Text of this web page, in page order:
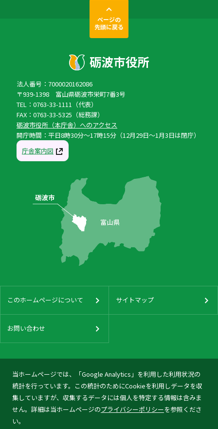
当ホームページでは、「Google Analytics」を利用した利用状況の
統計を行っています。この統計のためにCookieを利用しデータを収
集していますが、収集するデータには個人を特定する情報は含みま
せん。詳細は当ホームページのプライバシーポリシーを参照くださ
い。
ページの
先頭に戻る
法人番号：7000020162086
〒939-1398 富山県砺波市栄町7番3号
TEL：0763-33-1111（代表）
FAX：0763-33-5325（総務課）
砺波市役所（本庁舎）へのアクセス
開庁時間：平日8時30分〜17時15分（12月29日〜1月3日は閉庁）
庁舎案内図
このホームページについて サイトマップ
お問い合わせ